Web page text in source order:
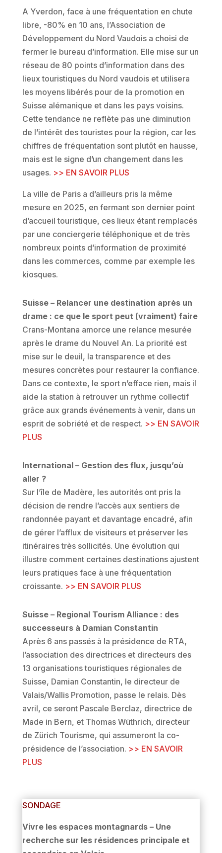
A Yverdon, face à une fréquentation en chute
libre, -80% en 10 ans, l’Association de
Développement du Nord Vaudois a choisi de
fermer le bureau d’information. Elle mise sur un
réseau de 80 points d’information dans des
lieux touristiques du Nord vaudois et utilisera
les moyens libérés pour de la promotion en
Suisse alémanique et dans les pays voisins.
Cette tendance ne reflète pas une diminution
de l’intérêt des touristes pour la région, car les
chiffres de fréquentation sont plutôt en hausse,
mais est le signe d’un changement dans les
usages. >> EN SAVOIR PLUS
La ville de Paris a d’ailleurs pris la même
mesure en 2025, en fermant son dernier point
d’accueil touristique, ces lieux étant remplacés
par une conciergerie téléphonique et de très
nombreux points d’information de proximité
dans les commerces, comme par exemple les
kiosques.
Suisse – Relancer une destination après un
drame : ce que le sport peut (vraiment) faire
Crans-Montana amorce une relance mesurée
après le drame du Nouvel An. La priorité est
mise sur le deuil, la transparence et des
mesures concrètes pour restaurer la confiance.
Dans ce contexte, le sport n’efface rien, mais il
aide la station à retrouver un rythme collectif
grâce aux grands événements à venir, dans un
esprit de sobriété et de respect. >> EN SAVOIR
PLUS
International – Gestion des flux, jusqu’où
aller ?
Sur l’île de Madère, les autorités ont pris la
décision de rendre l’accès aux sentiers de
randonnée payant et davantage encadré, afin
de gérer l’afflux de visiteurs et préserver les
itinéraires très sollicités. Une évolution qui
illustre comment certaines destinations ajustent
leurs pratiques face à une fréquentation
croissante. >> EN SAVOIR PLUS
Suisse – Regional Tourism Alliance : des
successeurs à Damian Constantin
Après 6 ans passés à la présidence de RTA,
l’association des directrices et directeurs des
13 organisations touristiques régionales de
Suisse, Damian Constantin, le directeur de
Valais/Wallis Promotion, passe le relais. Dès
avril, ce seront Pascale Berclaz, directrice de
Made in Bern, et Thomas Wüthrich, directeur
de Zürich Tourisme, qui assumeront la co-
présidence de l’association. >> EN SAVOIR
PLUS
SONDAGE
Vivre les espaces montagnards – Une
recherche sur les résidences principale et